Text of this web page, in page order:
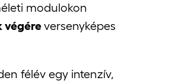
modulokon
végéreversenyképes
félév egy intenzív,